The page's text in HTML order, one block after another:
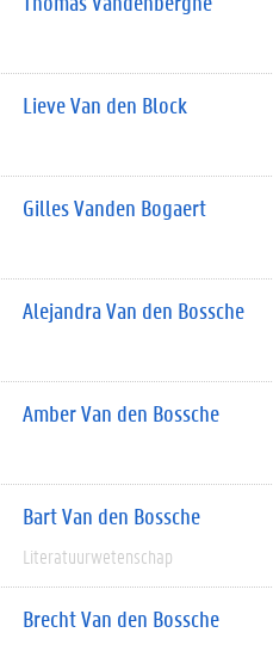
Lieve Van den Block
Gilles Vanden Bogaert
Alejandra Van den Bossche
Amber Van den Bossche
Bart Van den Bossche
Literatuurwetenschap
Brecht Van den Bossche